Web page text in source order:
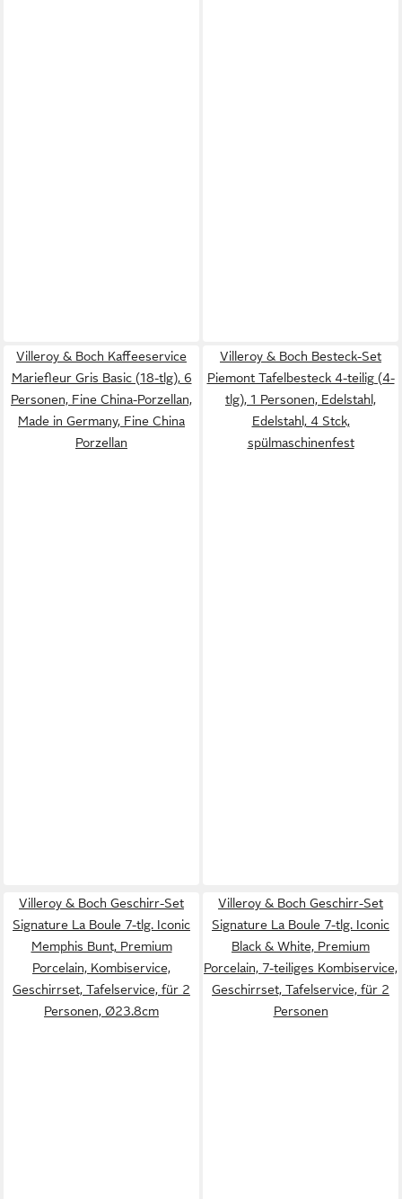
Villeroy & Boch Kaffeeservice
Mariefleur Gris Basic (18-tlg), 6
Personen, Fine China-Porzellan,
Made in Germany, Fine China
Porzellan
Villeroy & Boch Besteck-Set
Piemont Tafelbesteck 4-teilig (4-
tlg), 1 Personen, Edelstahl,
Edelstahl, 4 Stck,
spülmaschinenfest
Villeroy & Boch Geschirr-Set
Signature La Boule 7-tlg. Iconic
Memphis Bunt, Premium
Porcelain, Kombiservice,
Geschirrset, Tafelservice, für 2
Personen, Ø23.8cm
Villeroy & Boch Geschirr-Set
Signature La Boule 7-tlg. Iconic
Black & White, Premium
Porcelain, 7-teiliges Kombiservice,
Geschirrset, Tafelservice, für 2
Personen